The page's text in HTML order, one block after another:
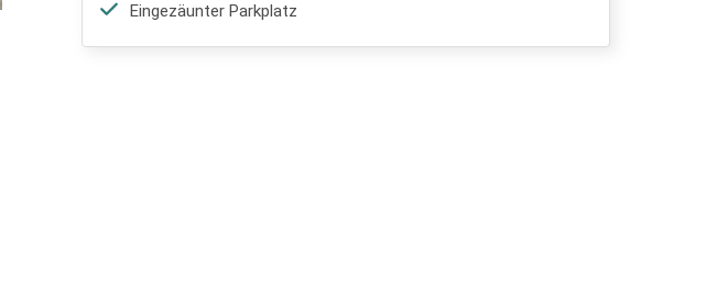
Eingezäunter Parkplatz